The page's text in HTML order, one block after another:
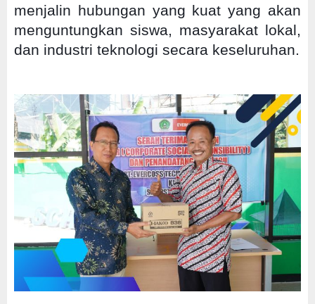
menjalin hubungan yang kuat yang akan
menguntungkan siswa, masyarakat lokal,
dan industri teknologi secara keseluruhan.